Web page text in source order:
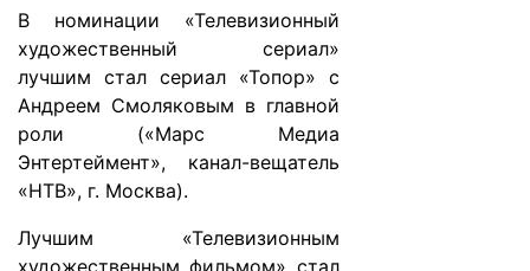
В номинации «Телевизионный
художественный сериал»
лучшим стал сериал «Топор» с
Андреем Смоляковым в главной
роли («Марс Медиа
Энтертеймент», канал-вещатель
«НТВ», г. Москва).
Лучшим «Телевизионным
художественным фильмом» стал